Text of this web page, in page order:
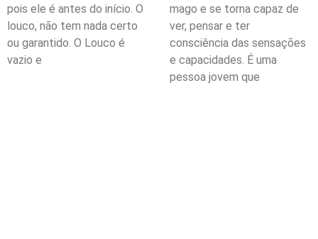
pois ele é antes do início. O
louco, não tem nada certo
ou garantido. O Louco é
vazio e
mago e se torna capaz de
ver, pensar e ter
consciência das sensações
e capacidades. É uma
pessoa jovem que